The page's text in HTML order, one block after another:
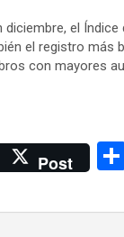
el
el registro más
con mayores
Post